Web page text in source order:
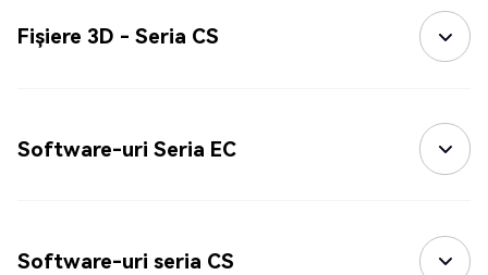
Fișiere 3D - Seria CS
Software-uri Seria EC
Software-uri seria CS